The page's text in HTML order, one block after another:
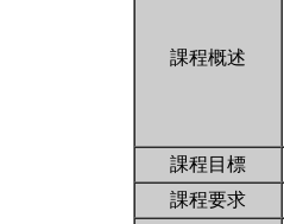
課程概述
課程目標
課程要求